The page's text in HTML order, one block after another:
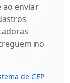
ao enviar
no
de CEP